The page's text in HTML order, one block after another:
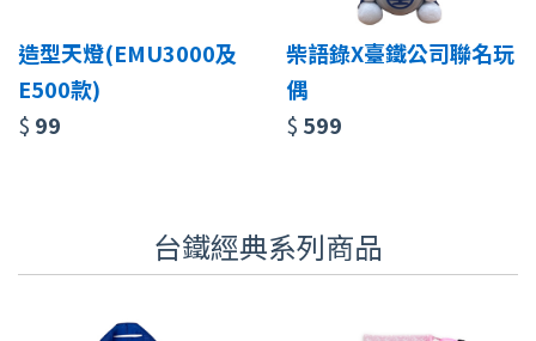
造型天燈(EMU3000及
E500款)
$ 99
柴語錄X臺鐵公司聯名玩
偶
$ 599
台鐵經典系列商品